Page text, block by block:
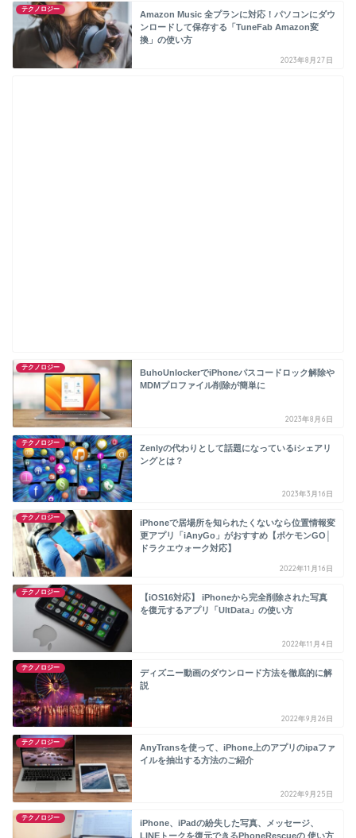
テクノロジー
Amazon Music 全プランに対応！パソコンにダウ
ンロードして保存する「TuneFab Amazon変
換」の使い方
2023年8月27日
テクノロジー
BuhoUnlockerでiPhoneパスコードロック解除や
MDMプロファイル削除が簡単に
2023年8月6日
テクノロジー
Zenlyの代わりとして話題になっているiシェアリ
ングとは？
2023年3月16日
テクノロジー
iPhoneで居場所を知られたくないなら位置情報変
更アプリ「iAnyGo」がおすすめ【ポケモンGO│
ドラクエウォーク対応】
2022年11月16日
テクノロジー
【iOS16対応】 iPhoneから完全削除された写真
を復元するアプリ「UltData」の使い方
2022年11月4日
テクノロジー
ディズニー動画のダウンロード方法を徹底的に解
説
2022年9月26日
テクノロジー
AnyTransを使って、iPhone上のアプリのipaファ
イルを抽出する方法のご紹介
2022年9月25日
テクノロジー
iPhone、iPadの紛失した写真、メッセージ、
LINEトークを復元できるPhoneRescueの 使い方